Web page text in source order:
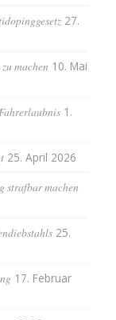
27.
machen 10. Mai
1.
25. April 2026
strafbar machen
25.
17. Februar